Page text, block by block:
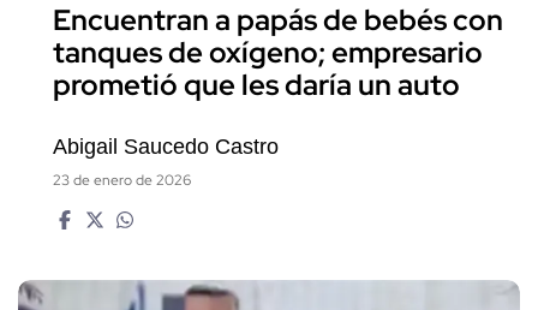
Encuentran a papás de bebés con
tanques de oxígeno; empresario
prometió que les daría un auto
Abigail Saucedo Castro
23 de enero de 2026